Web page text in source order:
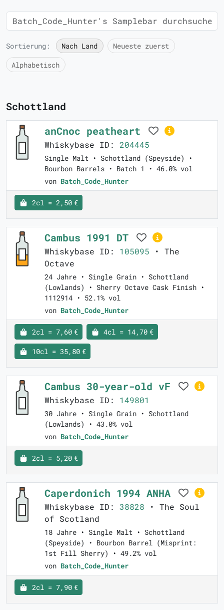
Sortierung: Nach Land
Neueste zuerst
Alphabetisch
Schottland
anCnoc peatheart
Whiskybase ID: 204445
Single Malt • Schottland (Speyside) •
Bourbon Barrels • Batch 1 • 46.0% vol
von Batch_Code_Hunter
2cl = 2,50 €
Cambus 1991 DT
Whiskybase ID: 105095 • The
Octave
24 Jahre • Single Grain • Schottland
(Lowlands) • Sherry Octave Cask Finish •
1112914 • 52.1% vol
von Batch_Code_Hunter
2cl = 7,60 € 4cl = 14,70 €
10cl = 35,80 €
Cambus 30-year-old vF
Whiskybase ID: 149801
30 Jahre • Single Grain • Schottland
(Lowlands) • 43.0% vol
von Batch_Code_Hunter
2cl = 5,20 €
Caperdonich 1994 ANHA
Whiskybase ID: 38828 • The Soul
of Scotland
18 Jahre • Single Malt • Schottland
(Speyside) • Bourbon Barrel (Misprint:
1st Fill Sherry) • 49.2% vol
von Batch_Code_Hunter
2cl = 7,90 €